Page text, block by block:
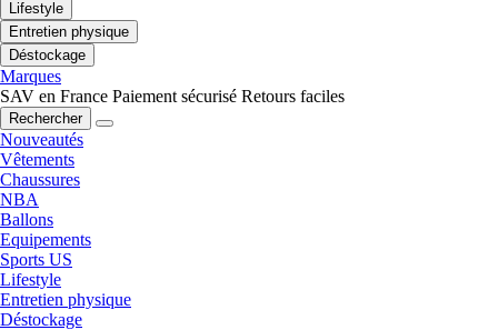
Lifestyle
Entretien physique
Déstockage
Marques
SAV en France Paiement sécurisé Retours faciles
Rechercher
Nouveautés
Vêtements
Chaussures
NBA
Ballons
Equipements
Sports US
Lifestyle
Entretien physique
Déstockage